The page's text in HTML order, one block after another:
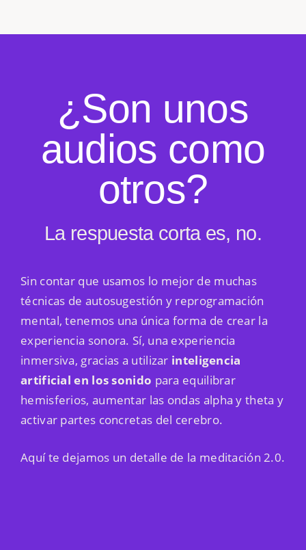
¿Son unos
audios como
otros?
La respuesta corta es, no.
Sin contar que usamos lo mejor de muchas
técnicas de autosugestión y reprogramación
mental, tenemos una única forma de crear la
experiencia sonora. Sí, una experiencia
inmersiva, gracias a utilizar inteligencia
artificial en los sonido para equilibrar
hemisferios, aumentar las ondas alpha y theta y
activar partes concretas del cerebro.
Aquí te dejamos un detalle de la meditación 2.0.